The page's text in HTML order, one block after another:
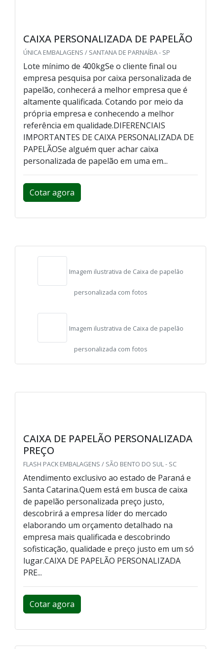
CAIXA PERSONALIZADA DE PAPELÃO
ÚNICA EMBALAGENS / SANTANA DE PARNAÍBA - SP
Lote mínimo de 400kgSe o cliente final ou
empresa pesquisa por caixa personalizada de
papelão, conhecerá a melhor empresa que é
altamente qualificada. Cotando por meio da
própria empresa e conhecendo a melhor
referência em qualidade.DIFERENCIAIS
IMPORTANTES DE CAIXA PERSONALIZADA DE
PAPELÃOSe alguém quer achar caixa
personalizada de papelão em uma em...
Cotar agora
Imagem ilustrativa de Caixa de papelão
personalizada com fotos
Imagem ilustrativa de Caixa de papelão
personalizada com fotos
CAIXA DE PAPELÃO PERSONALIZADA
PREÇO
FLASH PACK EMBALAGENS / SÃO BENTO DO SUL - SC
Atendimento exclusivo ao estado de Paraná e
Santa Catarina.Quem está em busca de caixa
de papelão personalizada preço justo,
descobrirá a empresa líder do mercado
elaborando um orçamento detalhado na
empresa mais qualificada e descobrindo
sofisticação, qualidade e preço justo em um só
lugar.CAIXA DE PAPELÃO PERSONALIZADA
PRE...
Cotar agora